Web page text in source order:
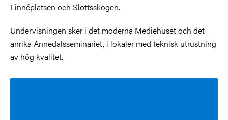
Linnéplatsen och Slottsskogen.
Undervisningen sker i det moderna Mediehuset och det
anrika Annedalsseminariet, i lokaler med teknisk utrustning
av hög kvalitet.